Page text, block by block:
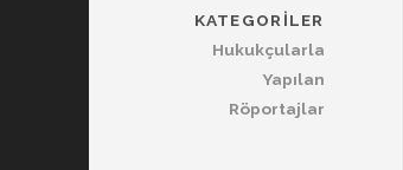
KATEGORILER
Hukukçularla
Yapılan
Röportajlar